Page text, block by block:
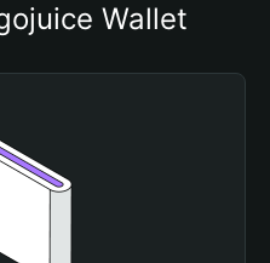
Wallet